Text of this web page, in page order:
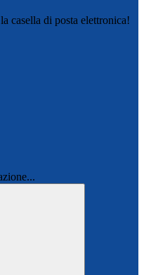
casella di posta elettronica!